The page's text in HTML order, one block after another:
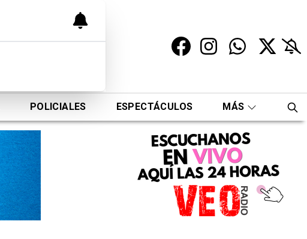
POLICIALES ESPECTÁCULOS MÁS